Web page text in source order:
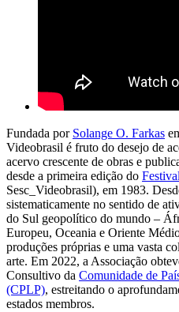
Fundada por Solange O. Farkas
Videobrasil é fruto do desejo de
acervo crescente de obras e
desde a primeira edição do
Sesc_Videobrasil), em 1983.
sistematicamente no sentido de
do Sul geopolítico do mundo –
Europeu, Oceania e Oriente
produções próprias e uma vasta
arte. Em 2022, a Associação
Consultivo da Comunidade de
(CPLP), estreitando o
estados membros.